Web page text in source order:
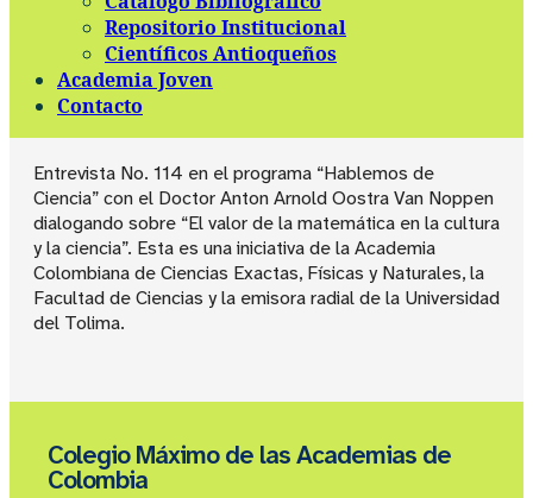
Repositorio Institucional
Científicos Antioqueños
Academia Joven
Contacto
Entrevista No. 114 en el programa “Hablemos de
Ciencia” con el Doctor Anton Arnold Oostra Van Noppen
dialogando sobre “El valor de la matemática en la cultura
y la ciencia”. Esta es una iniciativa de la Academia
Colombiana de Ciencias Exactas, Físicas y Naturales, la
Facultad de Ciencias y la emisora radial de la Universidad
del Tolima.
Colegio Máximo de las Academias de
Colombia